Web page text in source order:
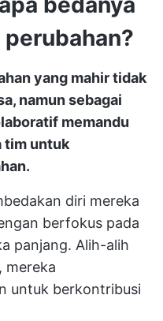
yang mahir tidak
namun sebagai
memandu
tim untuk
diri mereka
berfokus pada
panjang. Alih-alih
mereka
untuk berkontribusi